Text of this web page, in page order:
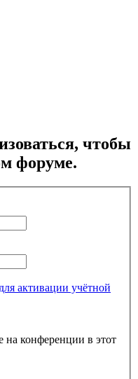
чтобы
форуме.
активации учётной
конференции в этот